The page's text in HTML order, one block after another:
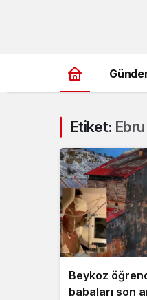
Etiket:
Beykoz
babaları son